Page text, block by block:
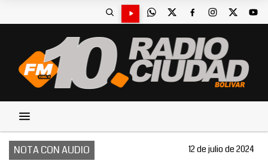
NOTA CON AUDIO 12 de julio de 2024